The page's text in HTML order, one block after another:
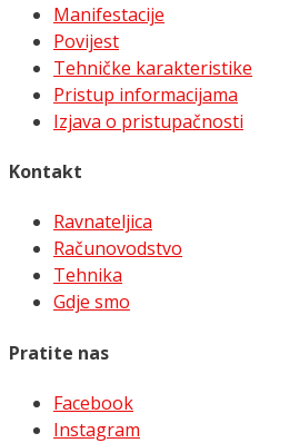
Manifestacije
Povijest
Tehničke karakteristike
Pristup informacijama
Izjava o pristupačnosti
Kontakt
Ravnateljica
Računovodstvo
Tehnika
Gdje smo
Pratite nas
Facebook
Instagram